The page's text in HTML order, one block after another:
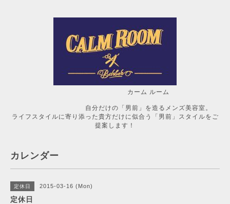
カーム ルーム
自分だけの「男前」を造るメンズ美容室。
ライフスタイルに寄り添った貴方だけに似合う「男前」スタイルをご
提案します！
カレンダー
定休日 2015-03-16 (Mon)
定休日